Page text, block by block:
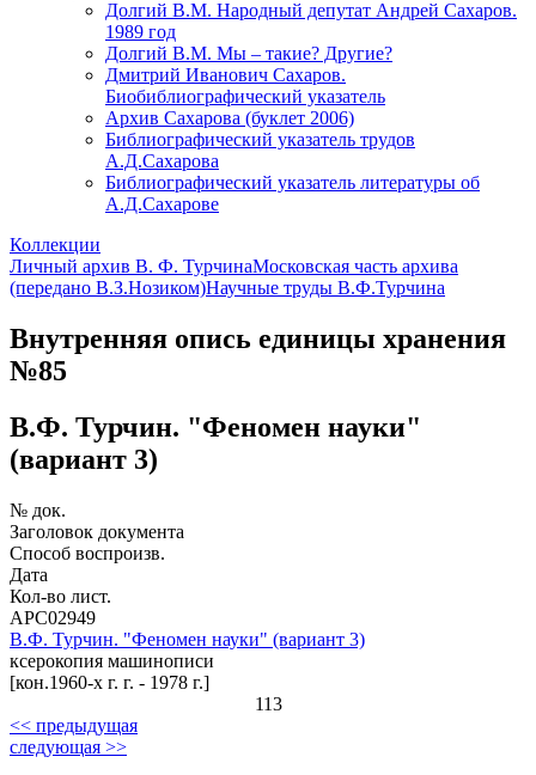
Долгий В.М. Народный депутат Андрей Сахаров.
1989 год
Долгий В.М. Мы – такие? Другие?
Дмитрий Иванович Сахаров.
Биобиблиографический указатель
Архив Сахарова (буклет 2006)
Библиографический указатель трудов
А.Д.Сахарова
Библиографический указатель литературы об
А.Д.Сахарове
Коллекции
Личный архив В. Ф. ТурчинаМосковская часть архива
(передано В.З.Нозиком)Научные труды В.Ф.Турчина
Внутренняя опись единицы хранения
№85
В.Ф. Турчин. "Феномен науки"
(вариант 3)
№ док.
Заголовок документа
Способ воспроизв.
Дата
Кол-во лист.
АРС02949
В.Ф. Турчин. "Феномен науки" (вариант 3)
ксерокопия машинописи
[кон.1960-х г. г. - 1978 г.]
113
<< предыдущая
следующая >>